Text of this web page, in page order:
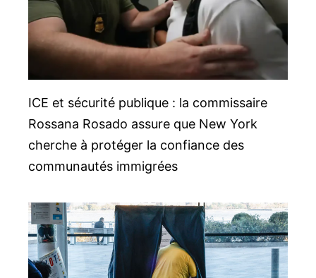
ICE et sécurité publique : la commissaire
Rossana Rosado assure que New York
cherche à protéger la confiance des
communautés immigrées